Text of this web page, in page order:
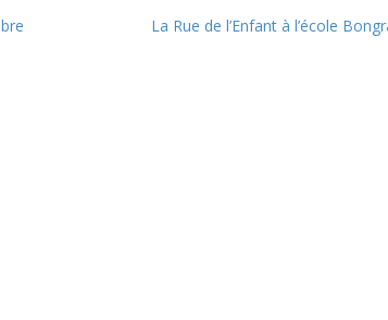
La Rue de l’Enfant à l’école